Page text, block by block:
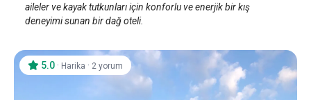
aileler ve kayak tutkunları için konforlu ve enerjik bir kış
deneyimi sunan bir dağ oteli.
5.0 · Harika · 2 yorum